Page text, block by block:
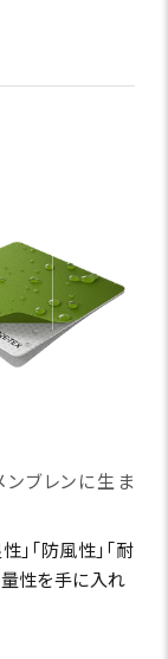
ブレンに生ま
「防風性」「耐
量性を手に入れ